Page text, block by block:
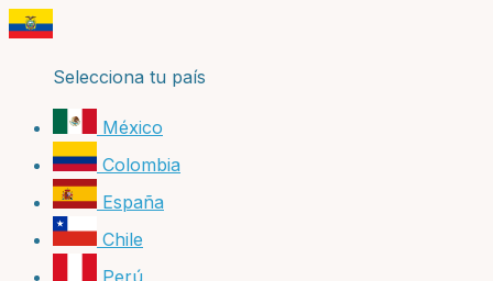
Saltar
contenidoSelecciona tu país
México
Colombia
España
Chile
Perú